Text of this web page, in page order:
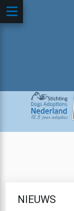
NIEUWS